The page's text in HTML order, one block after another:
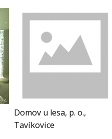
Domov u lesa, p. o.,
Tavíkovice